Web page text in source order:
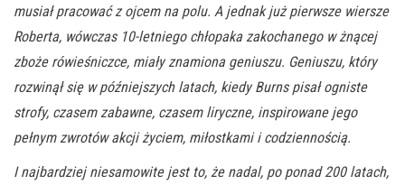
musiał pracować z ojcem na polu. A jednak już pierwsze wiersze
Roberta, wówczas 10-letniego chłopaka zakochanego w żnącej
zboże rówieśniczce, miały znamiona geniuszu. Geniuszu, który
rozwinął się w późniejszych latach, kiedy Burns pisał ogniste
strofy, czasem zabawne, czasem liryczne, inspirowane jego
pełnym zwrotów akcji życiem, miłostkami i codziennością.
I najbardziej niesamowite jest to, że nadal, po ponad 200 latach,